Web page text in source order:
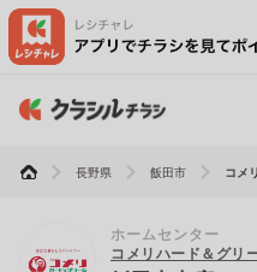
長野県 飯田市 コメ
ホームセンター
コメリハード＆グリ